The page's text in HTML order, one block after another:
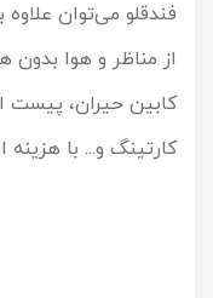
فندقلو می‌توان
از مناظر و هوا بدون
کابین حیران، پیست
کارتینگ و... با هزینه